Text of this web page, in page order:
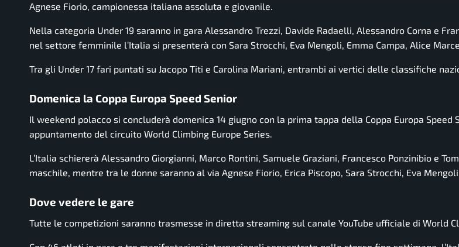
Agnese Fiorio, campionessa italiana assoluta e giovanile.
Nella categoria Under 19 saranno in gara Alessandro Trezzi, Davide Radaelli, Alessandro Corna e
nel settore femminile l’Italia si presenterà con Sara Strocchi, Eva Mengoli, Emma Campa, Alice
Tra gli Under 17 fari puntati su Jacopo Titi e Carolina Mariani, entrambi ai vertici delle classifiche
Domenica la Coppa Europa Speed Senior
Il weekend polacco si concluderà domenica 14 giugno con la prima tappa della Coppa Europa Speed
appuntamento del circuito World Climbing Europe Series.
L’Italia schiererà Alessandro Giorgianni, Marco Rontini, Samuele Graziani, Francesco Ponzinibio e
maschile, mentre tra le donne saranno al via Agnese Fiorio, Erica Piscopo, Sara Strocchi, Eva
Dove vedere le gare
Tutte le competizioni saranno trasmesse in diretta streaming sul canale YouTube ufficiale di World